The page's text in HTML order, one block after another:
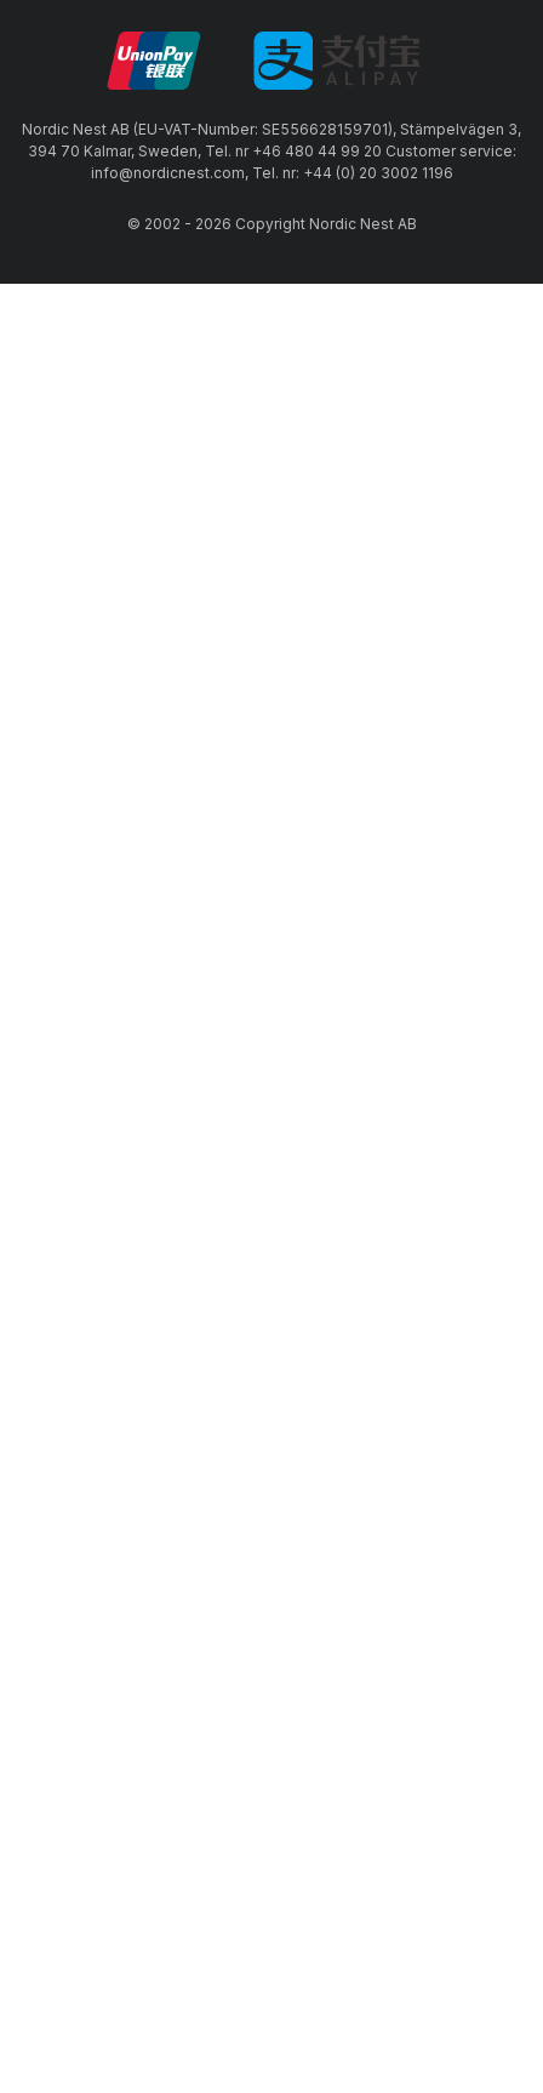
Nordic Nest AB (EU-VAT-Number: SE556628159701), Stämpelvägen 3,
394 70 Kalmar, Sweden, Tel. nr +46 480 44 99 20 Customer service:
info@nordicnest.com, Tel. nr: +44 (0) 20 3002 1196
© 2002 - 2026 Copyright Nordic Nest AB